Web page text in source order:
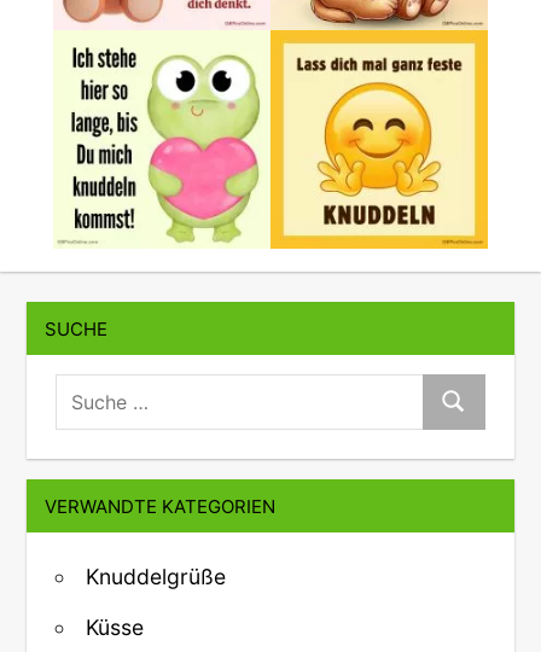
SUCHE
suche:
Suche
VERWANDTE KATEGORIEN
Knuddelgrüße
Küsse